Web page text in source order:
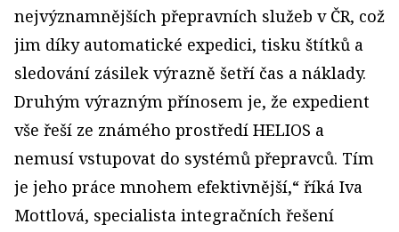
nejvýznamnějších přepravních služeb v ČR, což
jim díky automatické expedici, tisku štítků a
sledování zásilek výrazně šetří čas a náklady.
Druhým výrazným přínosem je, že expedient
vše řeší ze známého prostředí HELIOS a
nemusí vstupovat do systémů přepravců. Tím
je jeho práce mnohem efektivnější,“ říká Iva
Mottlová, specialista integračních řešení